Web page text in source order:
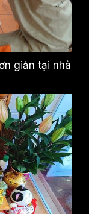
giản tại nhà